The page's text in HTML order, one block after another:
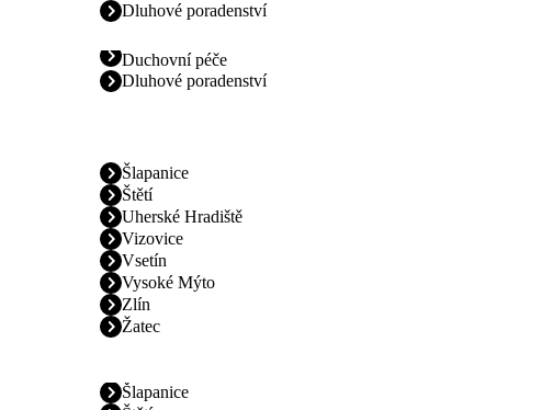
Dluhové poradenství
Duchovní péče
Dluhové poradenství
Šlapanice
Štětí
Uherské Hradiště
Vizovice
Vsetín
Vysoké Mýto
Zlín
Žatec
Šlapanice